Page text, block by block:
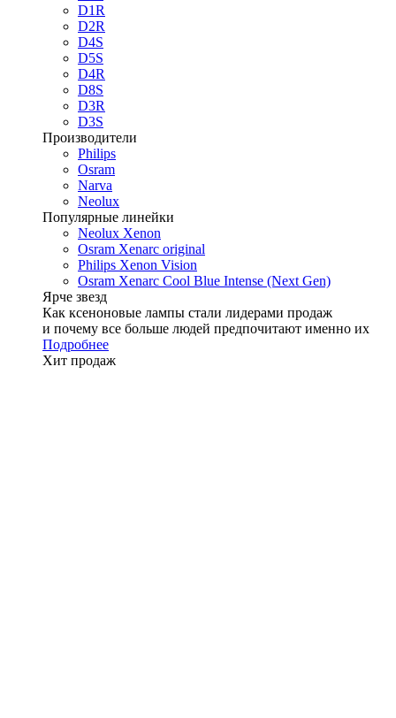
D1R
D2R
D4S
D5S
D4R
D8S
D3R
D3S
Производители
Philips
Osram
Narva
Neolux
Популярные линейки
Neolux Xenon
Osram Xenarc original
Philips Xenon Vision
Osram Xenarc Cool Blue Intense (Next Gen)
Ярче звезд
Как ксеноновые лампы стали лидерами продаж
и почему все больше людей предпочитают именно их
Подробнее
Хит продаж